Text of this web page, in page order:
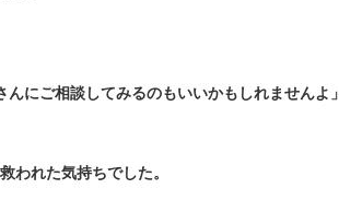
んにご相談してみるのもいいかもしれませんよ」
われた気持ちでした。